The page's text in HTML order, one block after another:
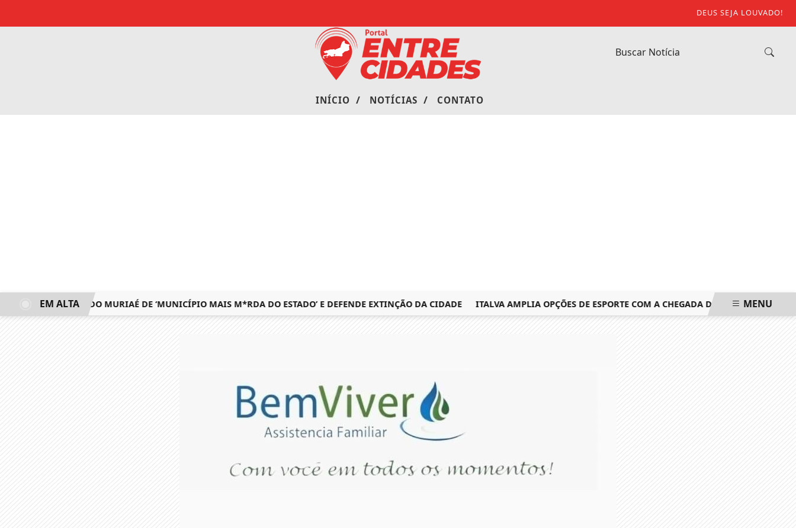
DEUS SEJA LOUVADO!
INÍCIO / NOTÍCIAS / CONTATO
CHAMA LAJE DO MURIAÉ DE ‘MUNICÍPIO MAIS M*RDA DO ESTADO’ E DEFENDE EXTINÇÃO DA CIDADE ITALVA AMPLIA OPÇÕES DE ESPORTE COM A CHEGADA DAS AULAS GRATUITAS
EM ALTA MENU